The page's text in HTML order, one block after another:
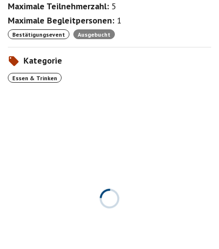
Maximale Teilnehmerzahl: 5
Maximale Begleitpersonen: 1
Bestätigungsevent Ausgebucht
Kategorie
Essen & Trinken